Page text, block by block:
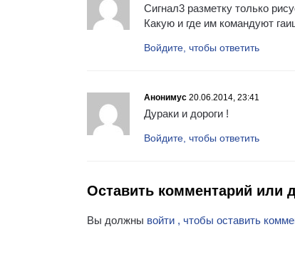
Сигнал3 разметку только
Какую и где им командуют
Войдите, чтобы ответить
Анонимус 20.06.2014, 23:41
Дураки и дороги !
Войдите, чтобы ответить
Оставить комментарий или
Вы должны войти , чтобы оставить